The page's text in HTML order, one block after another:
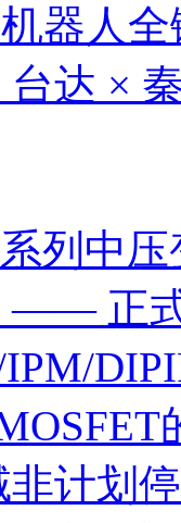
器人
达 ×
列中
—— 正
计划